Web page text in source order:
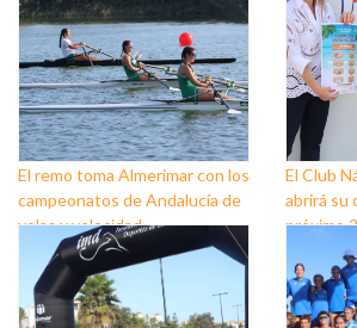
El remo toma Almerimar con los
campeonatos de Andalucía de
yolas y velocidad
El Club
abrirá su
próximo